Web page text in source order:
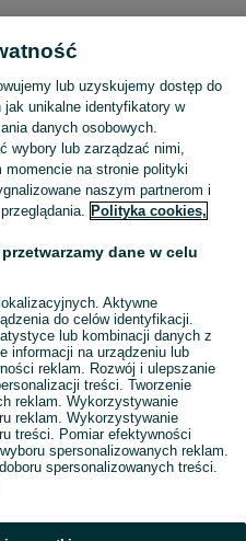
Skorzystaj z największego serwisu ogłoszeniowego - Orlanka i okolice! Kupuj to, czego pragniesz i sprzedawaj to, czego już nie potrzebujesz! Zobacz
lub uzyskujemy dostęp do
unikalne identyfikatory w
danych osobowych.
wybory lub zarządzać nimi,
momencie na stronie polityki
naszym partnerom i
Polityka cookies,
dane w celu
Aktywne
do celów identyfikacji.
lub kombinacji danych z
informacji na urządzeniu lub
reklam. Rozwój i ulepszanie
treści. Tworzenie
reklam. Wykorzystywanie
reklam. Wykorzystywanie
treści. Pomiar efektywności
spersonalizowanych reklam.
spersonalizowanych treści.